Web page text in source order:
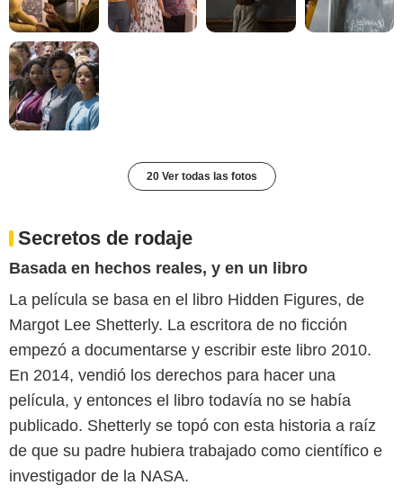
20 Ver todas las fotos
Secretos de rodaje
Basada en hechos reales, y en un libro
La película se basa en el libro Hidden Figures, de
Margot Lee Shetterly. La escritora de no ficción
empezó a documentarse y escribir este libro 2010.
En 2014, vendió los derechos para hacer una
película, y entonces el libro todavía no se había
publicado. Shetterly se topó con esta historia a raíz
de que su padre hubiera trabajado como científico e
investigador de la NASA.